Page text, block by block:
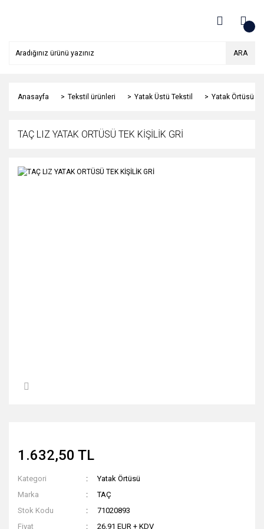
ARA
Anasayfa Tekstil ürünleri Yatak Üstü Tekstil Yatak Örtüsü
TAÇ LIZ YATAK ORTÜSÜ TEK KİŞİLİK GRİ
1.632,50 TL
Kategori
Yatak Örtüsü
Marka
TAÇ
Stok Kodu
71020893
Fiyat
26,91 EUR + KDV